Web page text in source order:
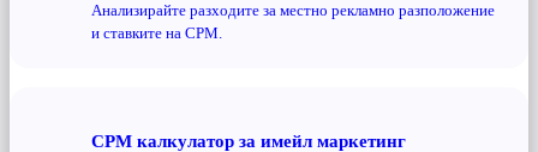
Анализирайте разходите за местно рекламно разположение
и ставките на CPM.
CPM калкулатор за имейл маркетинг